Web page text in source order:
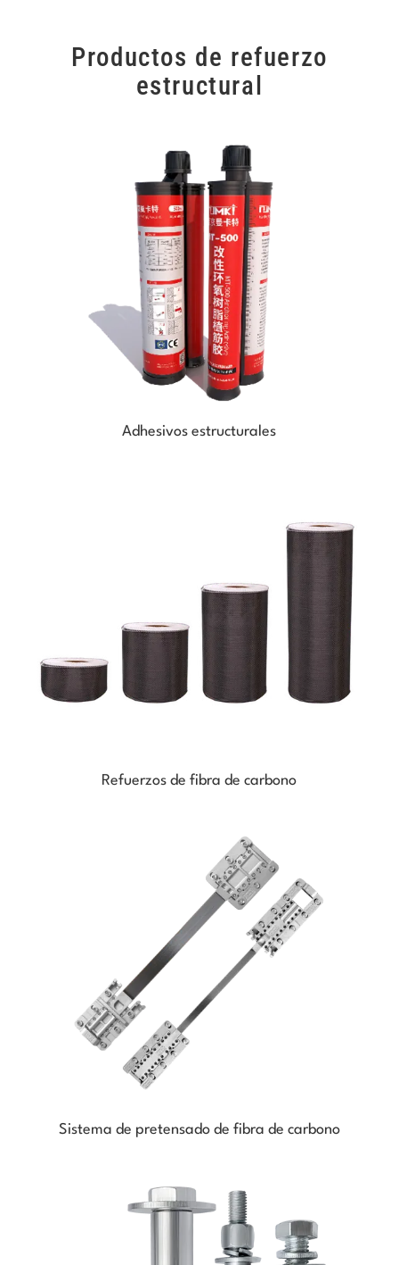
Productos de refuerzo
estructural
Adhesivos estructurales
Refuerzos de fibra de carbono
Sistema de pretensado de fibra de carbono